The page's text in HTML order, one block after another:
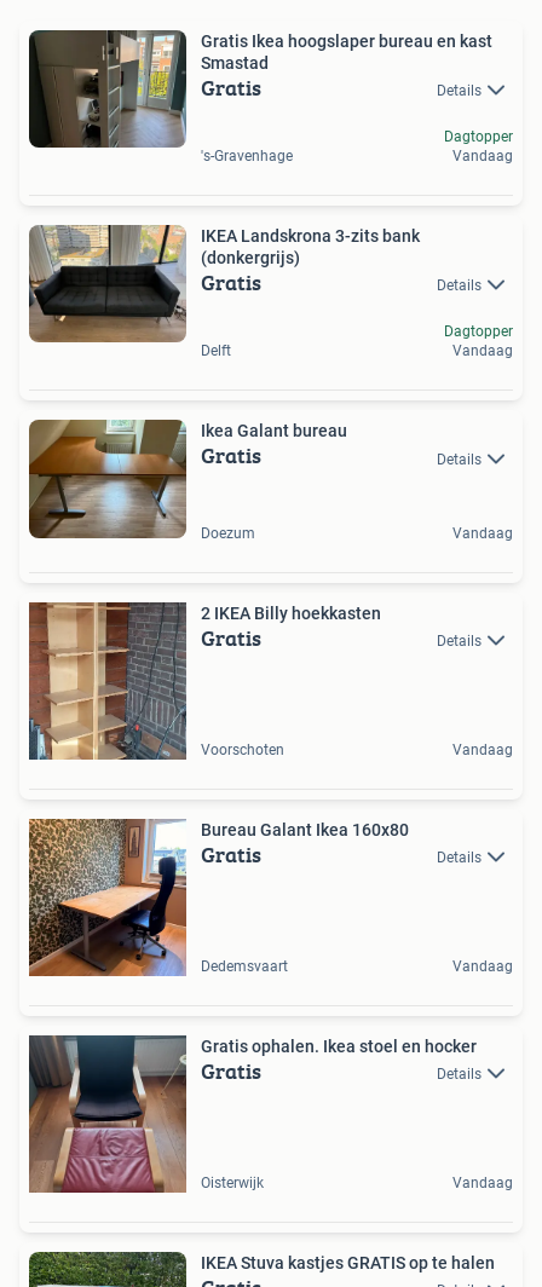
Gratis Ikea hoogslaper bureau en kast
Smastad
Gratis Details
's-Gravenhage
Dagtopper
Vandaag
IKEA Landskrona 3-zits bank
(donkergrijs)
Gratis Details
Delft
Dagtopper
Vandaag
Ikea Galant bureau
Gratis Details
Doezum Vandaag
2 IKEA Billy hoekkasten
Gratis Details
Voorschoten Vandaag
Bureau Galant Ikea 160x80
Gratis Details
Dedemsvaart Vandaag
Gratis ophalen. Ikea stoel en hocker
Gratis Details
Oisterwijk Vandaag
IKEA Stuva kastjes GRATIS op te halen